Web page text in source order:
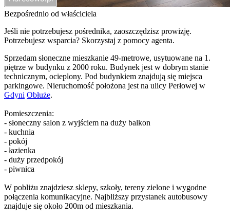
Bezpośrednio od właściciela
Jeśli nie potrzebujesz pośrednika, zaoszczędzisz prowizję.
Potrzebujesz wsparcia? Skorzystaj z pomocy agenta.
Sprzedam słoneczne mieszkanie 49-metrowe, usytuowane na 1.
piętrze w budynku z 2000 roku. Budynek jest w dobrym stanie
technicznym, ocieplony. Pod budynkiem znajdują się miejsca
parkingowe. Nieruchomość położona jest na ulicy Perłowej w
Gdyni Obłuże.
Pomieszczenia:
- słoneczny salon z wyjściem na duży balkon
- kuchnia
- pokój
- łazienka
- duży przedpokój
- piwnica
W pobliżu znajdziesz sklepy, szkoły, tereny zielone i wygodne
połączenia komunikacyjne. Najbliższy przystanek autobusowy
znajduje się około 200m od mieszkania.